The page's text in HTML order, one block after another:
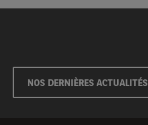
NOS DERNIÈRES ACTUALITÉS